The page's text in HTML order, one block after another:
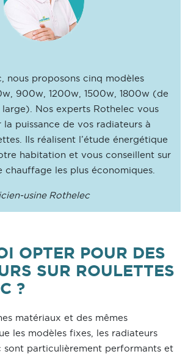
nous proposons cinq modèles
900w, 1200w, 1500w, 1800w (de
Nos experts Rothelec vous
puissance de vos radiateurs à
Ils réalisent l’étude énergétique
habitation et vous conseillent sur
chauffage les plus économiques.
usine Rothelec
OPTER POUR DES
SUR ROULETTES
?
matériaux et des mêmes
les modèles fixes, les radiateurs
sont particulièrement performants et